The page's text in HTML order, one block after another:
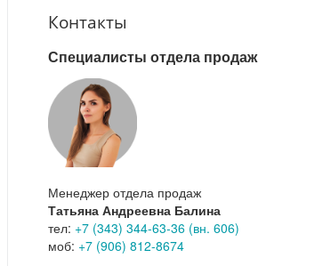
Контакты
Специалисты отдела продаж
Менеджер отдела продаж
Татьяна Андреевна Балина
тел: +7 (343) 344-63-36 (вн. 606)
моб: +7 (906) 812-8674